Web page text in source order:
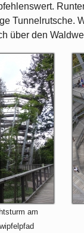
Tunnelrutsche.
über den
am